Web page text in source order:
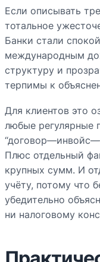
Если описывать
тотальное
Банки стали
международным
структуру и
терпимы к
Для клиентов это
любые регулярные
Плюс отдельный
крупных сумм. И
учёту, потому что
убедительно
ни налоговому